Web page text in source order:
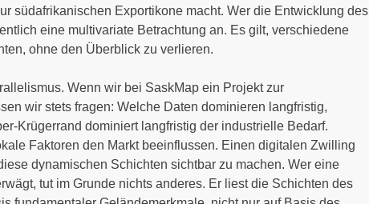
südafrikanischen Exportikone macht. Wer die Entwicklung des
eine multivariate Betrachtung an. Es gilt, verschiedene
ohne den Überblick zu verlieren.
Wenn wir bei SaskMap ein Projekt zur
wir stets fragen: Welche Daten dominieren langfristig,
Krügerrand dominiert langfristig der industrielle Bedarf.
Faktoren den Markt beeinflussen. Einen digitalen Zwilling
dynamischen Schichten sichtbar zu machen. Wer eine
tut im Grunde nichts anderes. Er liest die Schichten des